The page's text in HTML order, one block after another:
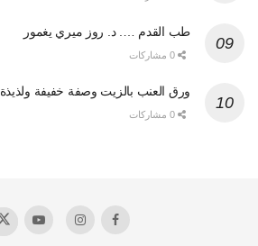
طب القدم …. د. روز ميري يغمور
ورق العنب بالزيت وصفة خفيفة ولذيذة